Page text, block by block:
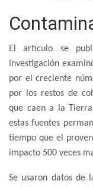
El artículo se
investigación
por el creciente
por los restos de
que caen a la
estas fuentes
tiempo que el
impacto 500 veces
Se usaron datos de